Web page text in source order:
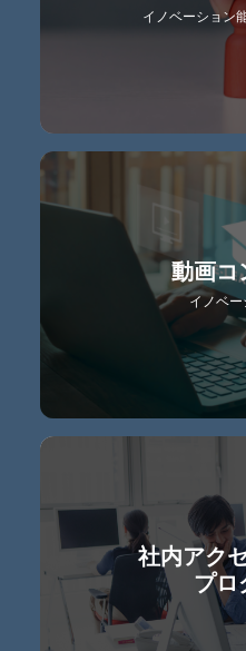
イノベーション
動画コ
イノベー
社内アク
プロ